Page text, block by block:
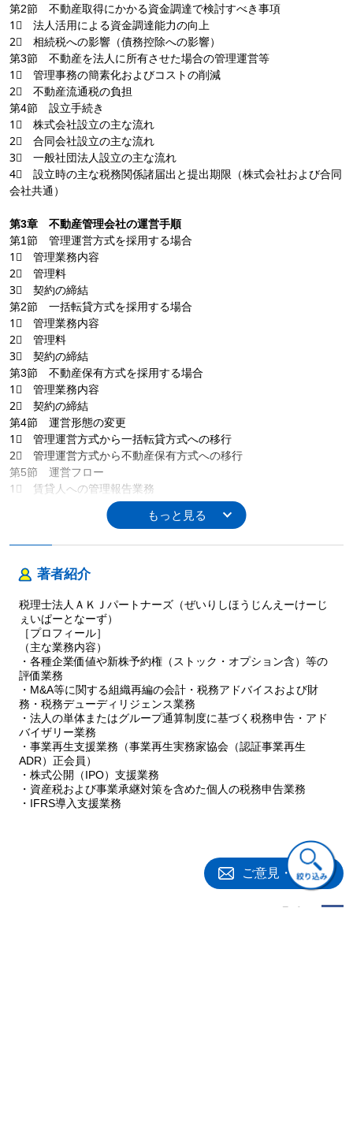
第2節 不動産取得にかかる資金調達で検討すべき事項
1⃣ 法人活用による資金調達能力の向上
2⃣ 相続税への影響（債務控除への影響）
第3節 不動産を法人に所有させた場合の管理運営等
1⃣ 管理事務の簡素化およびコストの削減
2⃣ 不動産流通税の負担
第4節 設立手続き
1⃣ 株式会社設立の主な流れ
2⃣ 合同会社設立の主な流れ
3⃣ 一般社団法人設立の主な流れ
4⃣ 設立時の主な税務関係諸届出と提出期限（株式会社および合同
会社共通）
第3章 不動産管理会社の運営手順
第1節 管理運営方式を採用する場合
1⃣ 管理業務内容
2⃣ 管理料
3⃣ 契約の締結
第2節 一括転貸方式を採用する場合
1⃣ 管理業務内容
2⃣ 管理料
3⃣ 契約の締結
第3節 不動産保有方式を採用する場合
1⃣ 管理業務内容
2⃣ 契約の締結
第4節 運営形態の変更
1⃣ 管理運営方式から一括転貸方式への移行
2⃣ 管理運営方式から不動産保有方式への移行
第5節 運営フロー
1⃣ 賃貸人への管理報告業務
2⃣ 賃貸借媒介業務
3⃣ その他管理業務
第4章 不動産管理会社の税務
1⃣ 不動産管理料に対する税務上の基本的考え
2⃣ 「個別的否認規定」と「行為または計算の否認」
3⃣ 過去の事例考察
第2節 報酬給与・退職金の取扱いにかかる留意事項
1⃣ 役員に対する報酬・退職金の取扱い
2⃣ 従業員に対する給与・退職金の取扱い
第3節 不動産管理会社と消費税
1⃣ 課税・非課税の判定
2⃣ 消費税の計算
3⃣ 本則課税の場合
4⃣ 簡易課税の場合
5⃣ ２割特例の適用
第4節 不動産保有方式と個人所有土地
第5節 国外中古建物の不動産所得に係る損益通算等の特例
1⃣ 本特例適用時の不動産所得の計算方法
著者紹介
税理士法人ＡＫＪパートナーズ（ぜいりしほうじんえーけーじ
ぇいぱーとなーず）
［プロフィール］
（主な業務内容）
・各種企業価値や新株予約権（ストック・オプション含）等の
評価業務
・M&A等に関する組織再編の会計・税務アドバイスおよび財
務・税務デューディリジェンス業務
・法人の単体またはグループ通算制度に基づく税務申告・アド
バイザリー業務
・事業再生支援業務（事業再生実務家協会（認証事業再生
ADR）正会員）
・株式公開（IPO）支援業務
・資産税および事業承継対策を含めた個人の税務申告業務
・IFRS導入支援業務
ご意見・ご質問